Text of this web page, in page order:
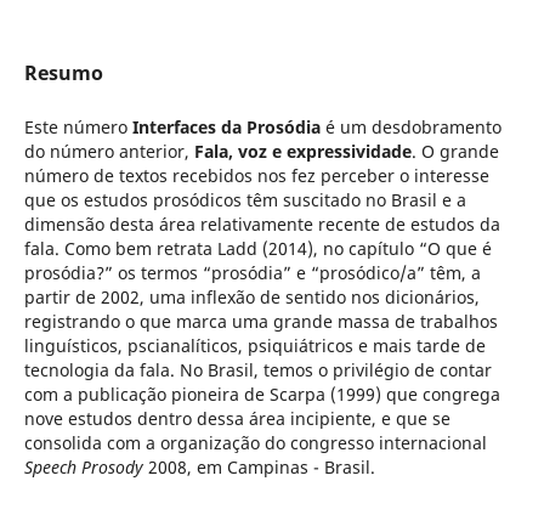
Resumo
Este número Interfaces da Prosódiaé um desdobramento
do número anterior, Fala, voz e expressividade. O grande
número de textos recebidos nos fez perceber o interesse
que os estudos prosódicos têm suscitado no Brasil e a
dimensão desta área relativamente recente de estudos da
fala. Como bem retrata Ladd (2014), no capítulo “O que é
prosódia?” os termos “prosódia” e “prosódico/a” têm, a
partir de 2002, uma inflexão de sentido nos dicionários,
registrando o que marca uma grande massa de trabalhos
linguísticos, pscianalíticos, psiquiátricos e mais tarde de
tecnologia da fala. No Brasil, temos o privilégio de contar
com a publicação pioneira de Scarpa (1999) que congrega
nove estudos dentro dessa área incipiente, e que se
consolida com a organização do congresso internacional
Speech Prosody2008, em Campinas - Brasil.